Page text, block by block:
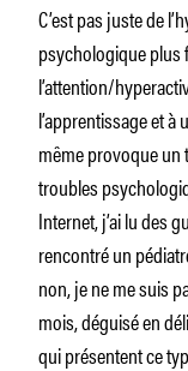
C’est pas juste de
psychologique plus
l’attention/
l’apprentissage et
même provoque un
troubles
Internet, j’ai lu des
rencontré un
non, je ne me suis
mois, déguisé en
qui présentent ce